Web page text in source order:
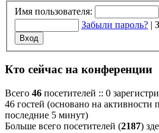
Имя пользователя:
Забыли пароль? |
Кто сейчас на конференции
Всего 46 посетителей :: 0
46 гостей (основано на активности
последние 5 минут)
Больше всего посетителей (2187)